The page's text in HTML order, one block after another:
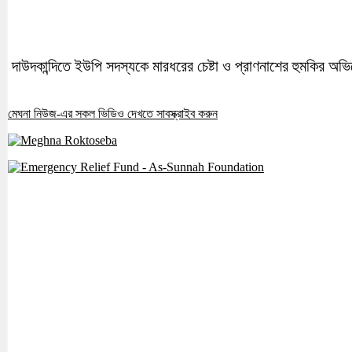
দাউদকান্দিতে ইউপি সদস্যকে মারধরের চেষ্টা ও প্রাণনাশের হুমকির
মেঘনা নিউজ-এর সকল ভিডিও দেখতে সাবস্ক্রাইব করুন